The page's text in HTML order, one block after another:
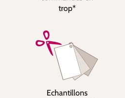
trop*
Echantillons